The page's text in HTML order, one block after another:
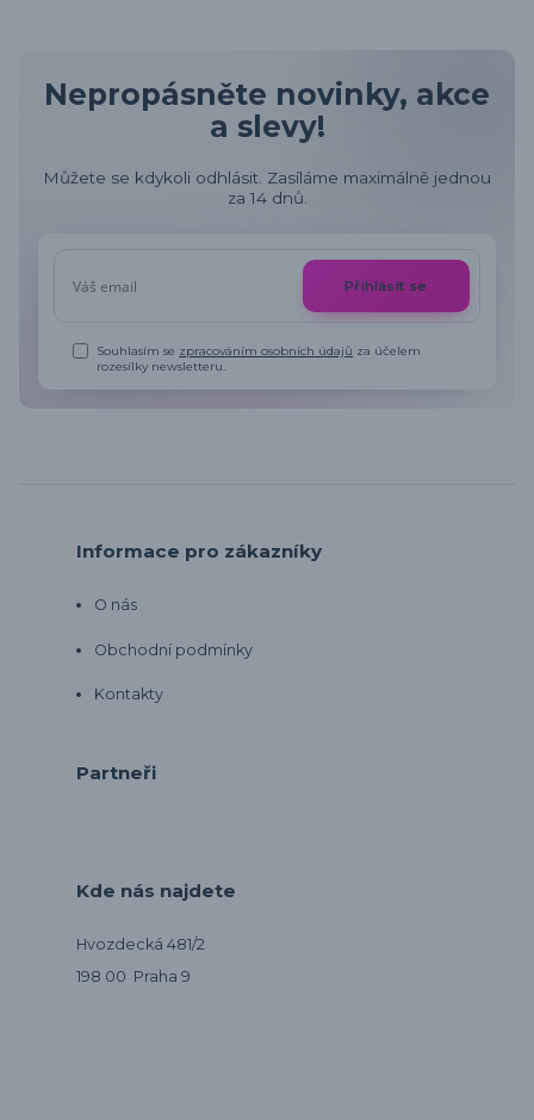
Nepropásněte novinky, akce
a slevy!
Můžete se kdykoli odhlásit. Zasíláme maximálně jednou
za 14 dnů.
Přihlásit se
Souhlasím se zpracováním osobních údajů za účelem
rozesílky newsletteru.
Informace pro zákazníky
O nás
Obchodní podmínky
Kontakty
Partneři
Kde nás najdete
Hvozdecká 481/2
198 00 Praha 9